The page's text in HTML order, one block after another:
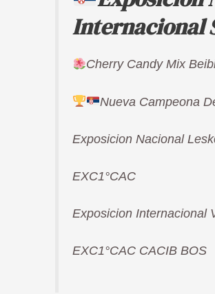
Internacional
Cherry Candy Mix
Nueva Campeona
Exposicion Nacional
EXC1°CAC
Exposicion Internacional
EXC1°CAC CACIB BOS